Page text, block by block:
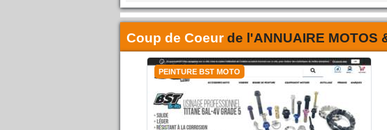
Coup de Coeurde l'ANNUAIRE MOTOS
PEINTURE BST MOTO